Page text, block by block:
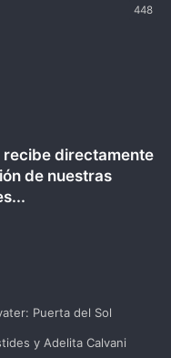
448
recibe directamente
de nuestras
Puerta del Sol
y Adelita Calvani